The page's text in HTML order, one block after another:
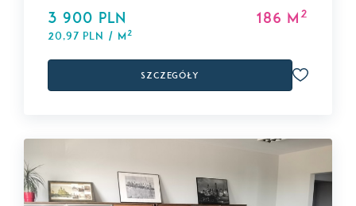
3 900 PLN
20,97 PLN / m2
186 m 2
Szczegóły